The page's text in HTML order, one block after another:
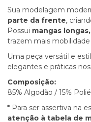
Sua modelagem
parte da frente,
Possui mangas
trazem mais mobilidade
Uma peça versátil e
elegantes e práticas
Composição:
85% Algodão / 15%
* Para ser assertiva na
atenção à tabela de